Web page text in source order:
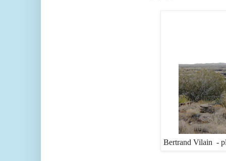
Bertrand Vilain -